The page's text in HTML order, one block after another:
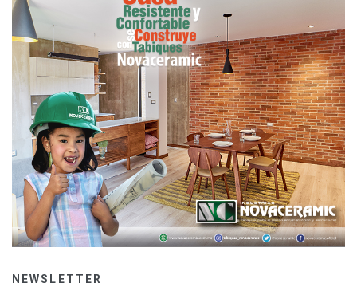
NEWSLETTER